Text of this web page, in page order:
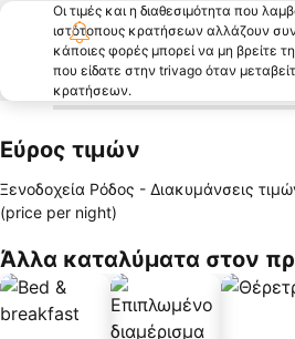
Οι τιμές και η διαθεσιμότητα που
ιστότοπους κρατήσεων αλλάζουν
κάποιες φορές μπορεί να μη βρείτε
που είδατε στην trivago όταν
κρατήσεων.
Εύρος τιμών
Ξενοδοχεία Ρόδος - Διακυμάνσεις
(price per night)
Άλλα καταλύματα στον